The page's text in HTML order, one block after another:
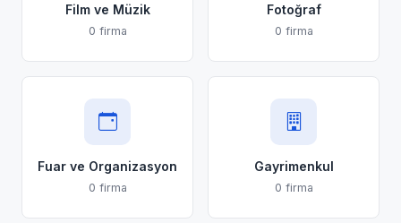
Film ve Müzik
0 firma
Fotoğraf
0 firma
Fuar ve Organizasyon
0 firma
Gayrimenkul
0 firma